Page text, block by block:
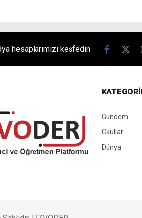
hesaplarımızı keşfedin
Gündem
Okullar
Dünya